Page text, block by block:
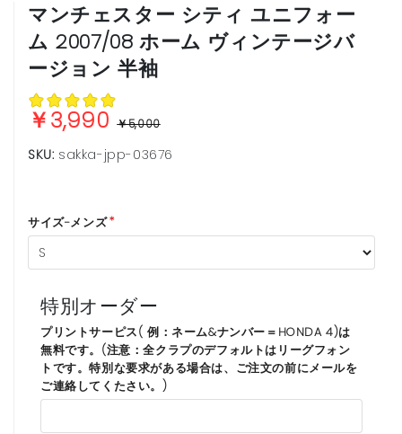
マンチェスター シティ ユニフォー
ム 2007/08 ホーム ヴィンテージバ
ージョン 半袖
￥3,990￥5,000
SKU: sakka-jpp-03676
サイズ-メンズ
特別オーダー
プリントサーピス( 例：ネーム&ナンバー＝HONDA 4)は
無料です。(注意：全クラプのデフォルトはリーグフォン
トです。特別な要求がある場合は、ご注文の前にメールを
ご連絡してくたさい。)